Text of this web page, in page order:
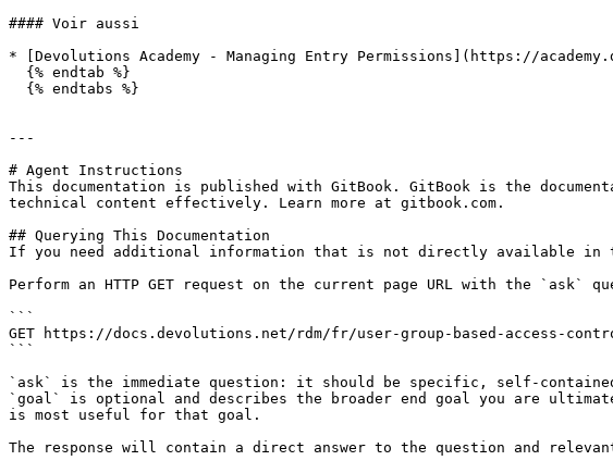
#### Voir aussi
* [Devolutions Academy - Managing Entry Permissions](https://
---
# Agent Instructions
This documentation is published with GitBook. GitBook is the
technical content effectively. Learn more at gitbook.com.
## Querying This Documentation
If you need additional information that is not directly available in
Perform an HTTP GET request on the current page URL with the `ask`
```
GET https://docs.devolutions.net/rdm/fr/user-group-based-access-
```
`ask` is the immediate question: it should be specific, self-
`goal` is optional and describes the broader end goal you are
is most useful for that goal.
The response will contain a direct answer to the question and